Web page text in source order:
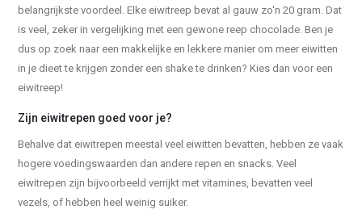
belangrijkste voordeel. Elke eiwitreep bevat al gauw zo'n 20 gram. Dat
is veel, zeker in vergelijking met een gewone reep chocolade. Ben je
dus op zoek naar een makkelijke en lekkere manier om meer eiwitten
in je dieet te krijgen zonder een shake te drinken? Kies dan voor een
eiwitreep!
Zijn eiwitrepen goed voor je?
Behalve dat eiwitrepen meestal veel eiwitten bevatten, hebben ze vaak
hogere voedingswaarden dan andere repen en snacks. Veel
eiwitrepen zijn bijvoorbeeld verrijkt met vitamines, bevatten veel
vezels, of hebben heel weinig suiker.